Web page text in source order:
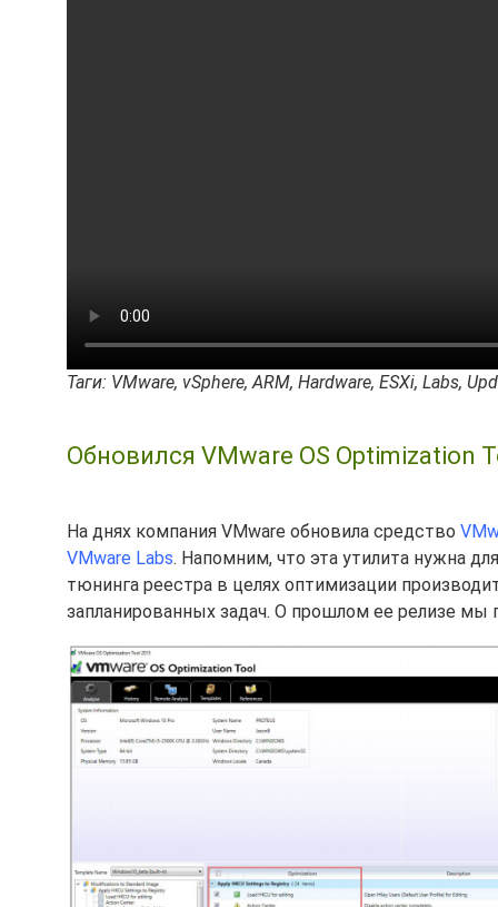
Таги: VMware, vSphere, ARM, Hardware, ESXi, Labs,
Обновился VMware OS Optimization
На днях компания VMware обновила средство
VMware Labs. Напомним, что эта утилита нужна
тюнинга реестра в целях оптимизации
запланированных задач. О прошлом ее релизе мы